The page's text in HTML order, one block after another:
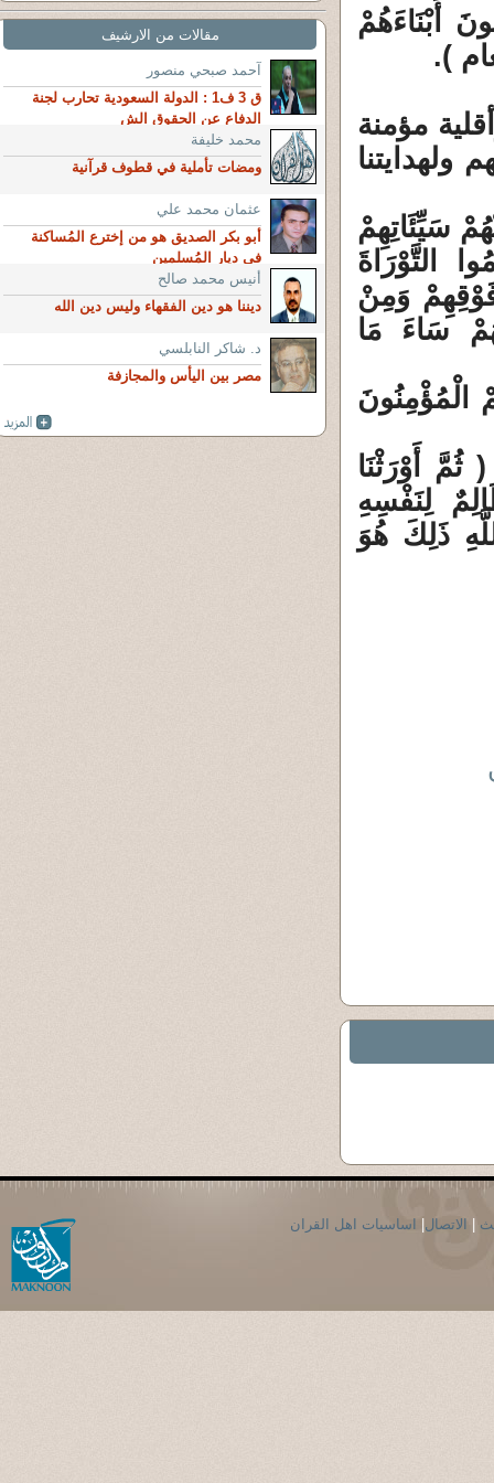
أَبْنَاءَهُمْ
مؤمنة
ولهدايتنا
سَيِّئَاتِهِمْ
أَنَّهُمْ أَقَامُوا التَّوْرَاةَ
فَوْقِهِمْ وَمِنْ
سَاءَ مَا
الْمُؤْمِنُونَ
أَوْرَثْنَا
لِنَفْسِهِ
ذَلِكَ هُوَ
مقالات من الارشيف
آحمد صبحي منصور
ق 3 ف1 : الدولة السعودية تحارب لجنة
الدفاع عن الحقوق الش
محمد خليفة
ومضات تأملية في قطوف قرآنية
عثمان محمد علي
أبو بكر الصديق هو من إخترع المُساكنة
فى ديار المُسلمين
أنيس محمد صالح
ديننا هو دين الفقهاء وليس دين الله
د. شاكر النابلسي
مصر بين اليأس والمجازفة
الاتصال اساسيات اهل القران